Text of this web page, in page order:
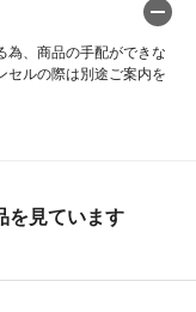
、商品の手配ができな
セルの際は別途ご案内を
を見ています